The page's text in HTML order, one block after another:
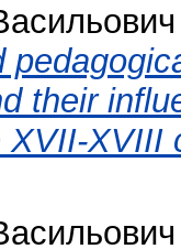
their
XVIII